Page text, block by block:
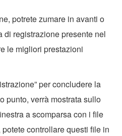
potrete zumare in avanti o
di registrazione presente nel
le migliori prestazioni
per concludere la
punto, verrà mostrata sullo
a scomparsa con i file
controllare questi file in